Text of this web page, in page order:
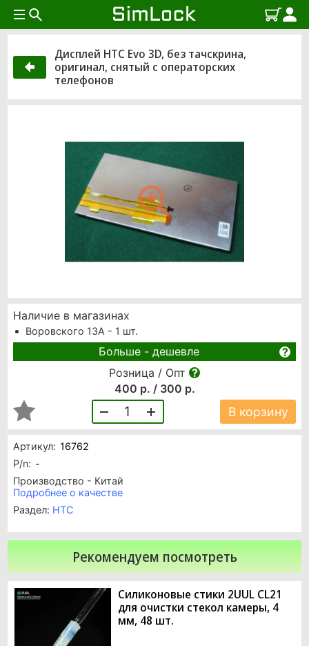
Дисплей HTC Evo 3D, без тачскрина,
оригинал, снятый с операторских
телефонов
Артикул: 16762
P/n: -
Производство - Китай
Подробнее о качестве
Раздел: HTC
Наличие в магазинах
Воровского 13А - 1 шт.
Больше - дешевле
Розница / Опт
400 р. / 300 р.
1 В корзину
Рекомендуем посмотреть
Силиконовые стики 2UUL CL21
для очистки стекол камеры, 4
мм, 48 шт.